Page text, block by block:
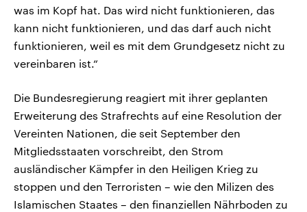
was im Kopf hat. Das wird nicht funktionieren, das
kann nicht funktionieren, und das darf auch nicht
funktionieren, weil es mit dem Grundgesetz nicht zu
vereinbaren ist.“
Die Bundesregierung reagiert mit ihrer geplanten
Erweiterung des Strafrechts auf eine Resolution der
Vereinten Nationen, die seit September den
Mitgliedsstaaten vorschreibt, den Strom
ausländischer Kämpfer in den Heiligen Krieg zu
stoppen und den Terroristen – wie den Milizen des
Islamischen Staates – den finanziellen Nährboden zu